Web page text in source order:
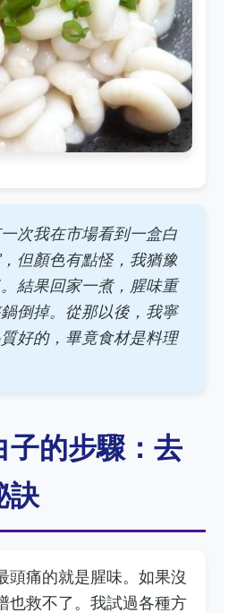
次我在市場看到一盒白
但顏色有點怪，我猶豫
結果回家一煮，腥味重
倒掉。從那以後，我寧
好的，畢竟食材是料理
子的步驟：去
訣
頭痛的就是腥味。如果沒
也救不了。我試過各種方